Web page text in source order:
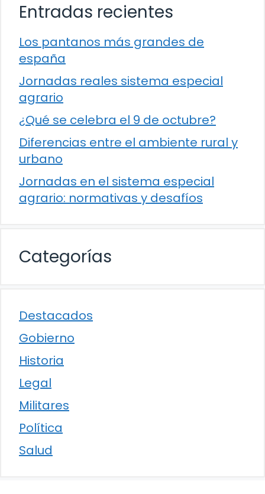
Entradas recientes
Los pantanos más grandes de
españa
Jornadas reales sistema especial
agrario
¿Qué se celebra el 9 de octubre?
Diferencias entre el ambiente rural y
urbano
Jornadas en el sistema especial
agrario: normativas y desafíos
Categorías
Destacados
Gobierno
Historia
Legal
Militares
Política
Salud